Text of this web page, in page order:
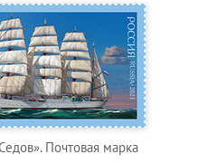
Почтовая марка